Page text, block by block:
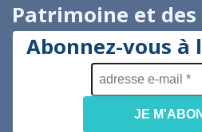
Patrimoine et
Abonnez-vous
e-
mail
*